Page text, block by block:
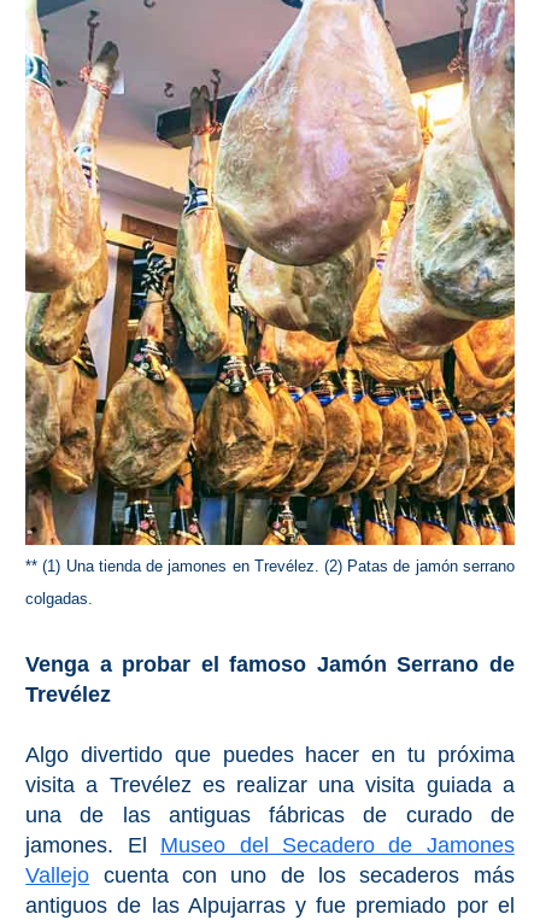
Buscar
Hoteles
via
Booking.com
Villas y
Cortijos
via
Vrbo.com
Vuelos
Baratos
via
Cheapoair.com
Visitas
Guiadas
via
Viator.com
Coches de
Alquiler
via
Discovercars.com
Buses y
Trenes
via
Omio.com
** (1) Una tienda de jamones en Trevélez. (2) Patas de jamón serrano
colgadas.
Venga a probar el famoso Jamón Serrano de
Trevélez
Algo divertido que puedes hacer en tu próxima
visita a Trevélez es realizar una visita guiada a
una de las antiguas fábricas de curado de
jamones. El Museo del Secadero de Jamones
Vallejo cuenta con uno de los secaderos más
antiguos de las Alpujarras y fue premiado por el